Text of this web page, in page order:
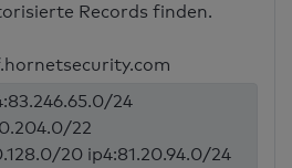
Records finden.
24
22
20 ip4:81.20.94.0/24